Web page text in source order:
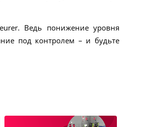
Ведь понижение уровня
под контролем – и будьте